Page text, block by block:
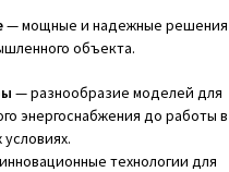
— мощные и надежные решения
объекта.
— разнообразие моделей для
энергоснабжения до работы в
технологии для